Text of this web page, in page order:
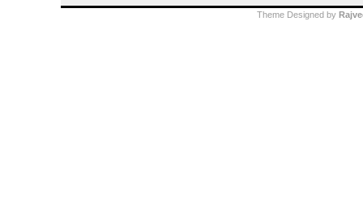
Theme Designed by